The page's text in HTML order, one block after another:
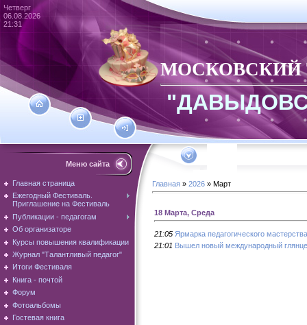
Четверг
06.08.2026
21:31
МОСКОВСКИЙ
Меню сайта
Главная страница
Ежегодный Фестиваль.
Приглашение на Фестиваль
Публикации - педагогам
Об организаторе
Курсы повышения квалификации
Журнал "Талантливый педагог"
Итоги Фестиваля
Книга - почтой
Форум
Фотоальбомы
Гостевая книга
Главная » 2026 » Март
18 Марта, Среда
21:05 Ярмарка педагогического
21:01 Вышел новый международный